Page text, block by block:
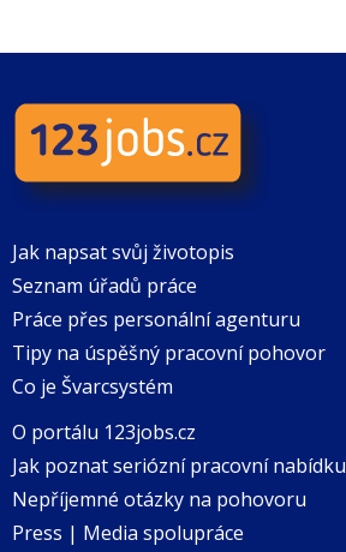
Jak napsat svůj životopis
Seznam úřadů práce
Práce přes personální agenturu
Tipy na úspěšný pracovní pohovor
Co je Švarcsystém
O portálu 123jobs.cz
Jak poznat seriózní pracovní nabídku
Nepříjemné otázky na pohovoru
Press | Media spolupráce